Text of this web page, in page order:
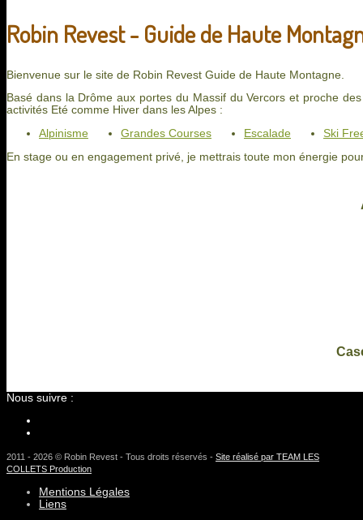
Robin Revest - Guide de Haute
Bienvenue sur le site de Robin Revest Guide de Haute Montagne.
Basé dans la Drôme aux portes du Massif du Vercors et proche
activités Eté comme Hiver dans les Alpes :
Alpinisme
Grandes Courses Escalade
Ski
En stage ou en engagement privé, je mettrais toute mon énergie
Nous suivre :
2011 - 2026 © Robin Revest - Tous droits réservés - Site réalisé par TEAM LES
COLLETS Production
Mentions Légales
Liens